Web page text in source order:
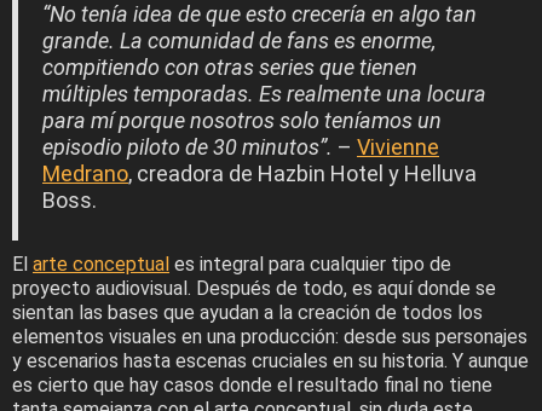
“No tenía idea de que esto crecería en algo tan
grande. La comunidad de fans es enorme,
compitiendo con otras series que tienen
múltiples temporadas. Es realmente una locura
para mí porque nosotros solo teníamos un
episodio piloto de 30 minutos”. – Vivienne
Medrano, creadora de Hazbin Hotel y Helluva
Boss.
El arte conceptual es integral para cualquier tipo de
proyecto audiovisual. Después de todo, es aquí donde se
sientan las bases que ayudan a la creación de todos los
elementos visuales en una producción: desde sus personajes
y escenarios hasta escenas cruciales en su historia. Y aunque
es cierto que hay casos donde el resultado final no tiene